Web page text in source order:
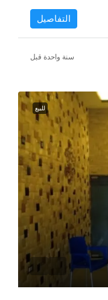
التفاصيل
‏سنة واحدة قبل
للبيع